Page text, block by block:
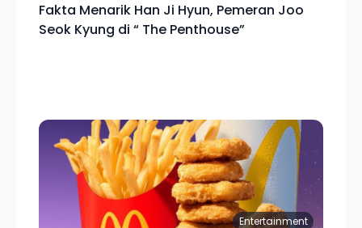
Fakta Menarik Han Ji Hyun, Pemeran Joo
Seok Kyung di “ The Penthouse”
Entertainment